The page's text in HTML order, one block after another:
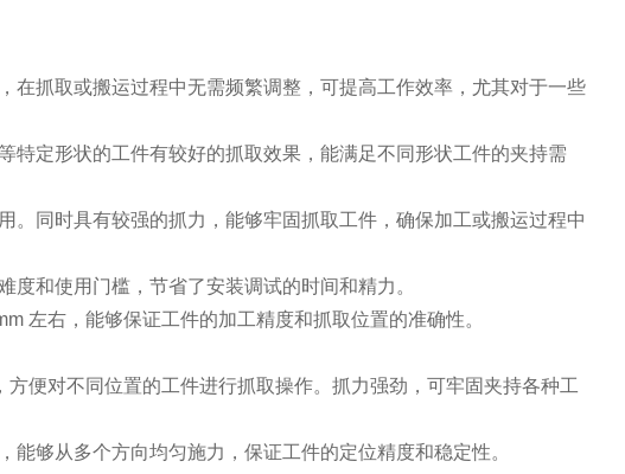
抓取或搬运过程中无需频繁调整，可提高工作效率，尤其对于一些
特定形状的工件有较好的抓取效果，能满足不同形状工件的夹持需
同时具有较强的抓力，能够牢固抓取工件，确保加工或搬运过程中
和使用门槛，节省了安装调试的时间和精力。
左右，能够保证工件的加工精度和抓取位置的准确性。
便对不同位置的工件进行抓取操作。抓力强劲，可牢固夹持各种工
够从多个方向均匀施力，保证工件的定位精度和稳定性。